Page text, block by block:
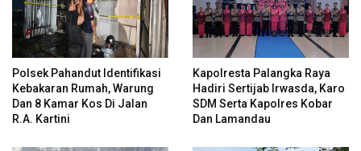
Polsek Pahandut Identifikasi
Kebakaran Rumah, Warung
Dan 8 Kamar Kos Di Jalan
R.A. Kartini
Kapolresta Palangka Raya
Hadiri Sertijab Irwasda, Karo
SDM Serta Kapolres Kobar
Dan Lamandau